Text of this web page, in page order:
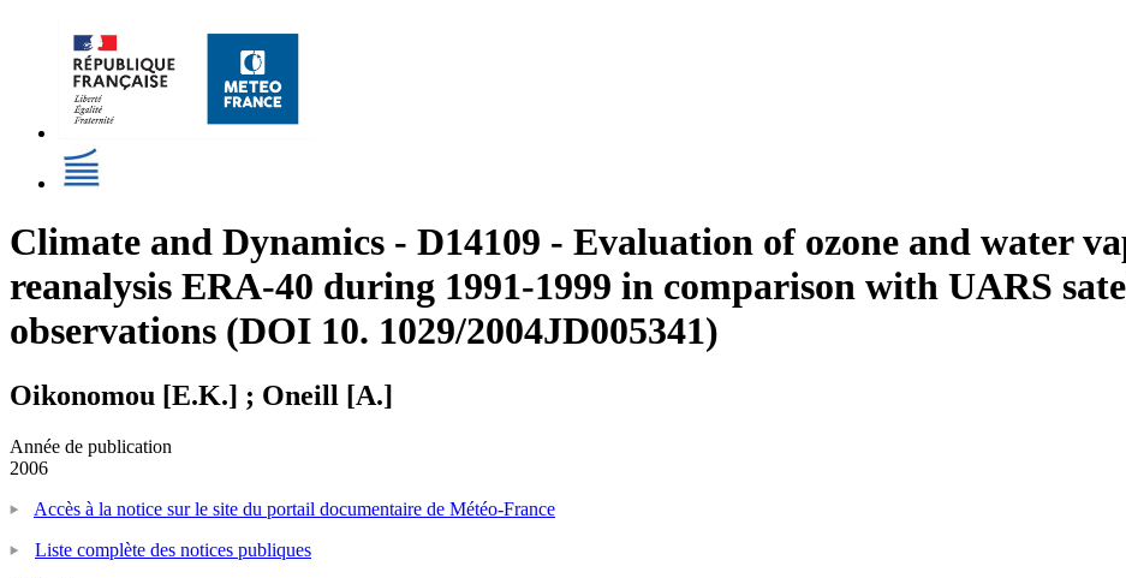
Climate and Dynamics - D14109 - Evaluation of ozone and water
reanalysis ERA-40 during 1991-1999 in comparison with UARS
observations (DOI 10. 1029/2004JD005341)
Oikonomou [E.K.] ; Oneill [A.]
Année de publication
2006
Accès à la notice sur le site du portail documentaire de Météo-France
Liste complète des notices publiques